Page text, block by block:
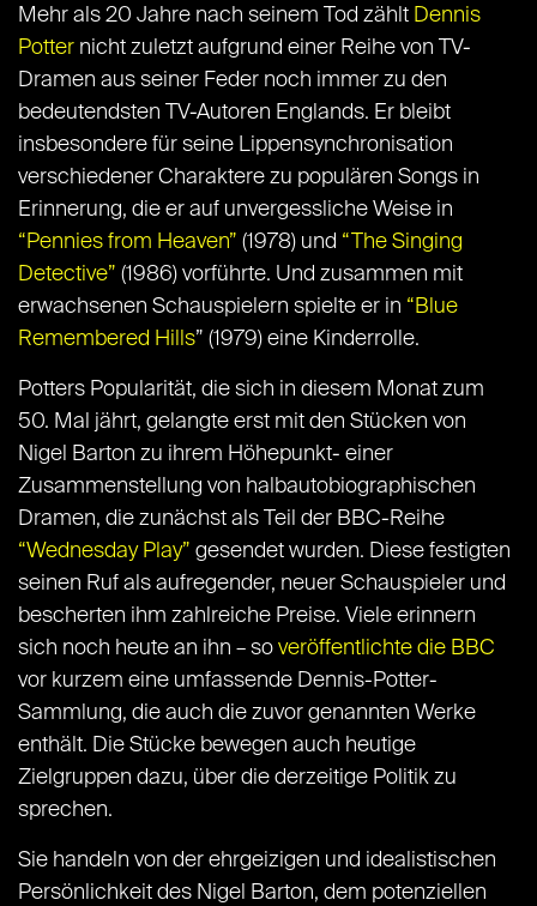
Mehr als 20 Jahre nach seinem Tod zählt Dennis
Potter nicht zuletzt aufgrund einer Reihe von TV-
Dramen aus seiner Feder noch immer zu den
bedeutendsten TV-Autoren Englands. Er bleibt
insbesondere für seine Lippensynchronisation
verschiedener Charaktere zu populären Songs in
Erinnerung, die er auf unvergessliche Weise in
“Pennies from Heaven” (1978) und “The Singing
Detective” (1986) vorführte. Und zusammen mit
erwachsenen Schauspielern spielte er in “Blue
Remembered Hills” (1979) eine Kinderrolle.
Potters Popularität, die sich in diesem Monat zum
50. Mal jährt, gelangte erst mit den Stücken von
Nigel Barton zu ihrem Höhepunkt- einer
Zusammenstellung von halbautobiographischen
Dramen, die zunächst als Teil der BBC-Reihe
“Wednesday Play” gesendet wurden. Diese festigten
seinen Ruf als aufregender, neuer Schauspieler und
bescherten ihm zahlreiche Preise. Viele erinnern
sich noch heute an ihn – so veröffentlichte die BBC
vor kurzem eine umfassende Dennis-Potter-
Sammlung, die auch die zuvor genannten Werke
enthält. Die Stücke bewegen auch heutige
Zielgruppen dazu, über die derzeitige Politik zu
sprechen.
Sie handeln von der ehrgeizigen und idealistischen
Persönlichkeit des Nigel Barton, dem potenziellen